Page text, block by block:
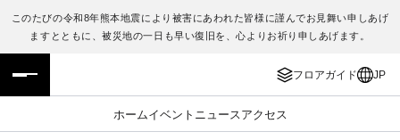
このたびの令和8年熊本地震により被害にあわれた皆様に謹んでお見舞い申しあげ
ますとともに、被災地の一日も早い復旧を、心よりお祈り申しあげます。
フロアガイド JP
ホームイベント ニュース アクセス
フロアガイド
施設案内・アクセス
ENGLISH
繁体字